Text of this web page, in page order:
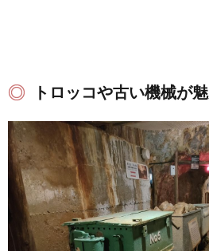
トロッコや古い機械が